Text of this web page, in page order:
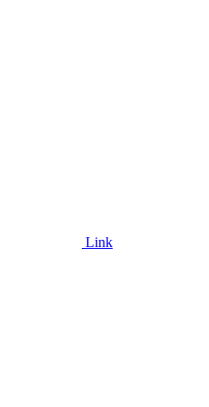
Link